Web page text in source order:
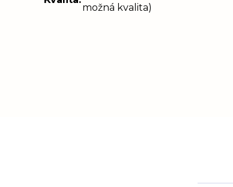
možná kvalita)